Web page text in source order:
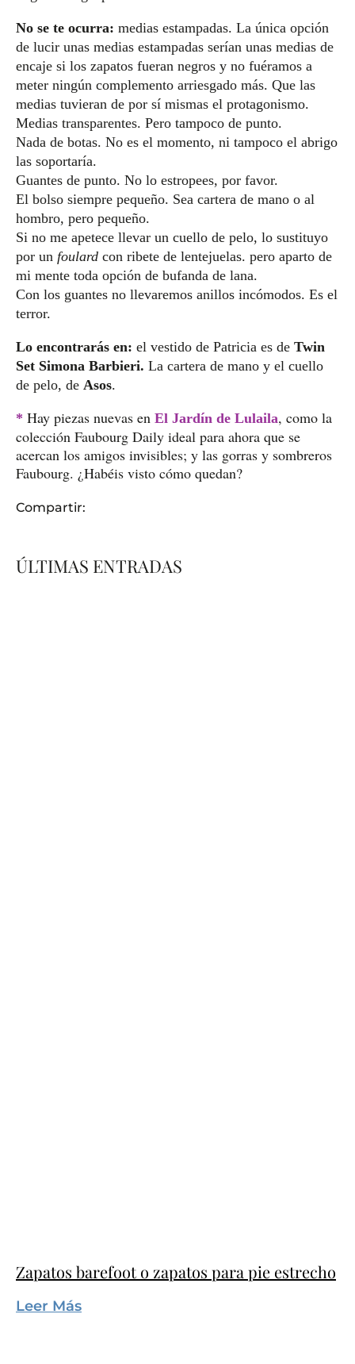
No se te ocurra: medias estampadas. La única opción
de lucir unas medias estampadas serían unas medias de
encaje si los zapatos fueran negros y no fuéramos a
meter ningún complemento arriesgado más. Que las
medias tuvieran de por sí mismas el protagonismo.
Medias transparentes. Pero tampoco de punto.
Nada de botas. No es el momento, ni tampoco el abrigo
las soportaría.
Guantes de punto. No lo estropees, por favor.
El bolso siempre pequeño. Sea cartera de mano o al
hombro, pero pequeño.
Si no me apetece llevar un cuello de pelo, lo sustituyo
por un foulard con ribete de lentejuelas. pero aparto de
mi mente toda opción de bufanda de lana.
Con los guantes no llevaremos anillos incómodos. Es el
terror.
Lo encontrarás en: el vestido de Patricia es de Twin
Set Simona Barbieri. La cartera de mano y el cuello
de pelo, de Asos.
* Hay piezas nuevas en El Jardín de Lulaila, como la
colección Faubourg Daily ideal para ahora que se
acercan los amigos invisibles; y las gorras y sombreros
Faubourg. ¿Habéis visto cómo quedan?
Compartir:
ÚLTIMAS ENTRADAS
Zapatos barefoot o zapatos para pie estrecho
Leer Más